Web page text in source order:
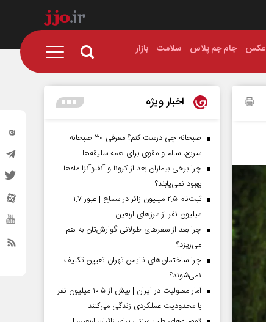
عکس جام جم پلاس سلامت بازار
اخبار ویژه
صبحانه چی درست کنم؟ معرفی ۳۰ صبحانه
سریع، سالم و مقوی برای همه سلیقه‌ها
چرا برخی بیماران بعد از کرونا و آنفلوآنزا ماه‌ها
بهبود نمی‌یابند؟
ثبت‌نام ۲.۵ میلیون زائر در سماح | عبور ۱.۷
میلیون نفر از مرز‌های اربعین
چرا بعد از سفرهای طولانی گوارش‌تان به هم
می‌ریزد؟
چرا ساختمان‌های ناایمن تهران تعیین تکلیف
نمی‌شوند؟
آمار معلولیت در ایران | بیش از ۱۰.۵ میلیون نفر
با محدودیت عملکردی زندگی می‌کنند